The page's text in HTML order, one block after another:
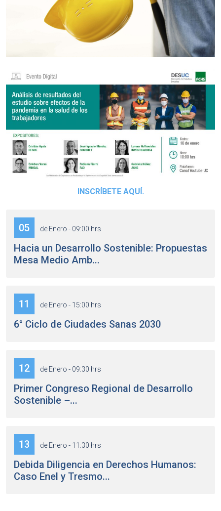
INSCRÍBETE AQUÍ.
05 de Enero - 09:00 hrs
Hacia un Desarrollo Sostenible: Propuestas
Mesa Medio Amb...
11 de Enero - 15:00 hrs
6° Ciclo de Ciudades Sanas 2030
12 de Enero - 09:30 hrs
Primer Congreso Regional de Desarrollo
Sostenible –...
13 de Enero - 11:30 hrs
Debida Diligencia en Derechos Humanos:
Caso Enel y Tresmo...